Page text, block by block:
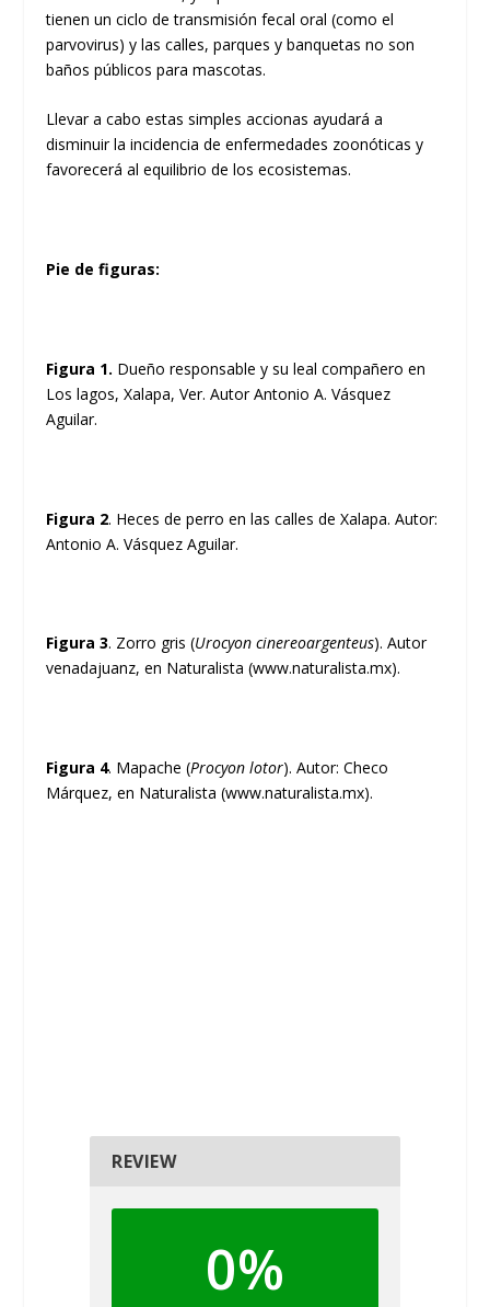
tienen un ciclo de transmisión fecal oral (como el
parvovirus) y las calles, parques y banquetas no son
baños públicos para mascotas.
Llevar a cabo estas simples accionas ayudará a
disminuir la incidencia de enfermedades zoonóticas y
favorecerá al equilibrio de los ecosistemas.
Pie de figuras:
Figura 1. Dueño responsable y su leal compañero en
Los lagos, Xalapa, Ver. Autor Antonio A. Vásquez
Aguilar.
Figura 2. Heces de perro en las calles de Xalapa. Autor:
Antonio A. Vásquez Aguilar.
Figura 3. Zorro gris (Urocyon cinereoargenteus). Autor
venadajuanz, en Naturalista (www.naturalista.mx).
Figura 4. Mapache (Procyon lotor). Autor: Checo
Márquez, en Naturalista (www.naturalista.mx).
REVIEW
0%